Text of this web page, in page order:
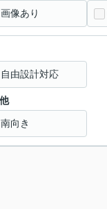
画像あり
自由設計対応
南向き